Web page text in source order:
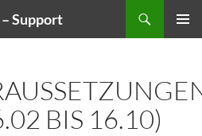
Support
BIS 16.10)